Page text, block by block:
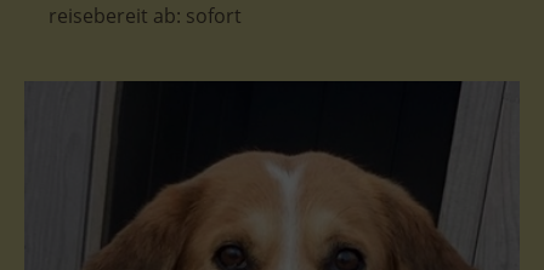
reisebereit ab: sofort